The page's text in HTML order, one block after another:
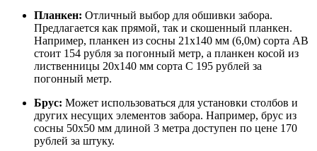
Планкен: Отличный выбор для обшивки забора.
Предлагается как прямой, так и скошенный планкен.
Например, планкен из сосны 21х140 мм (6,0м) сорта АВ
стоит 154 рубля за погонный метр, а планкен косой из
лиственницы 20х140 мм сорта С 195 рублей за
погонный метр.
Брус: Может использоваться для установки столбов и
других несущих элементов забора. Например, брус из
сосны 50х50 мм длиной 3 метра доступен по цене 170
рублей за штуку.